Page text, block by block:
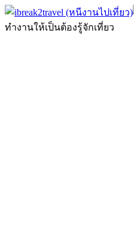
ทำงานให้เป็นต้องรู้จักเที่ยว